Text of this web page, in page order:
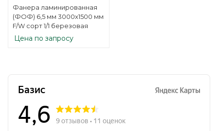
Фанера ламинированная
(ФОФ) 6,5 мм 3000х1500 мм
F/W сорт 1/1 березовая
Цена по запросу